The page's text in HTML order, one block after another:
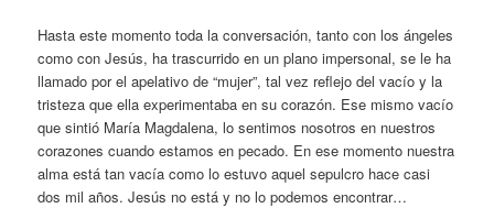
Hasta este momento toda la conversación, tanto con los ángeles
como con Jesús, ha trascurrido en un plano impersonal, se le ha
llamado por el apelativo de “mujer”, tal vez reflejo del vacío y la
tristeza que ella experimentaba en su corazón. Ese mismo vacío
que sintió María Magdalena, lo sentimos nosotros en nuestros
corazones cuando estamos en pecado. En ese momento nuestra
alma está tan vacía como lo estuvo aquel sepulcro hace casi
dos mil años. Jesús no está y no lo podemos encontrar…